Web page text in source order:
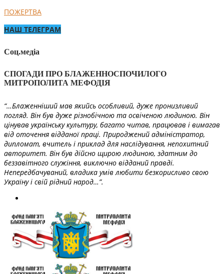
ПОЖЕРТВА
НАШ ТЕЛЕГРАМ
Соц.медіа
СПОГАДИ ПРО БЛАЖЕННОСПОЧИЛОГО
МИТРОПОЛИТА МЕФОДІЯ
“…Блаженніший мав якийсь особливий, дуже пронизливий
погляд. Він був дуже різнобічною та освіченою людиною. Він
цінував українську культуру, багато читав, працював і вимагав
від оточення відданої праці. Природжений адміністратор,
дипломат, вчитель і приклад для наслідування, непохитний
авторитет. Він був дійсно щирою людиною, здатним до
беззавітного служіння, виключно відданий правді.
Непередбачуваний, владика умів любити безкорисливо свою
Україну і свій рідний народ…”.